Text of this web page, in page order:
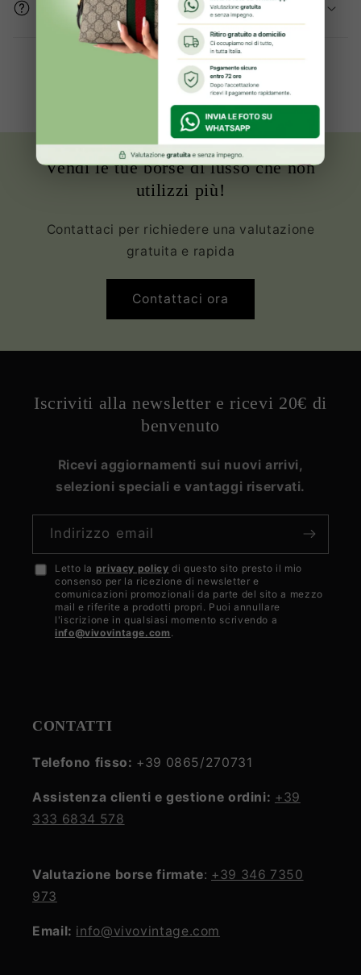
prodotto sono buone?
Oltre 2000+ clienti Soddisfatte ed
Innamorate della propria borsa
Vendi le tue borse di lusso che non
utilizzi più!
Contattaci per richiedere una valutazione
gratuita e rapida
Contattaci ora
Iscriviti alla newsletter e ricevi 20€ di
benvenuto
Ricevi aggiornamenti sui nuovi arrivi,
selezioni speciali e vantaggi riservati.
Indirizzo email
Accetto
privacy
policy
Letto la privacy policy di questo sito presto il mio
consenso per la ricezione di newsletter e
comunicazioni promozionali da parte del sito a mezzo
mail e riferite a prodotti propri. Puoi annullare
l'iscrizione in qualsiasi momento scrivendo a
info@vivovintage.com .
CONTATTI
Telefono fisso: +39 0865/270731
Assistenza clienti e gestione ordini: +39
333 6834 578
Valutazione borse firmate: +39 346 7350
973
Email: info@vivovintage.com